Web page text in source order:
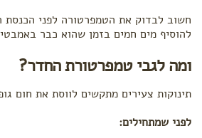
חשוב לבדוק את הטמפרטורה לפני הכנסת
להוסיף מים חמים בזמן שהוא כבר
ומה לגבי טמפרטורת החדר?
תינוקות צעירים מתקשים לווסת את חום
לפני שמתחילים: